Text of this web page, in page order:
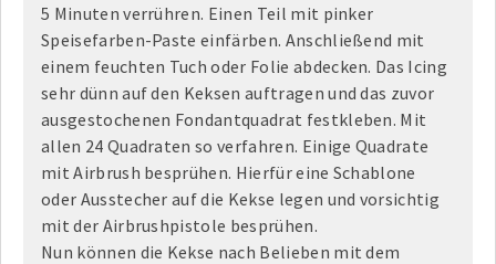
5 Minuten verrühren. Einen Teil mit pinker
Speisefarben-Paste einfärben. Anschließend mit
einem feuchten Tuch oder Folie abdecken. Das Icing
sehr dünn auf den Keksen auftragen und das zuvor
ausgestochenen Fondantquadrat festkleben. Mit
allen 24 Quadraten so verfahren. Einige Quadrate
mit Airbrush besprühen. Hierfür eine Schablone
oder Ausstecher auf die Kekse legen und vorsichtig
mit der Airbrushpistole besprühen.
Nun können die Kekse nach Belieben mit dem